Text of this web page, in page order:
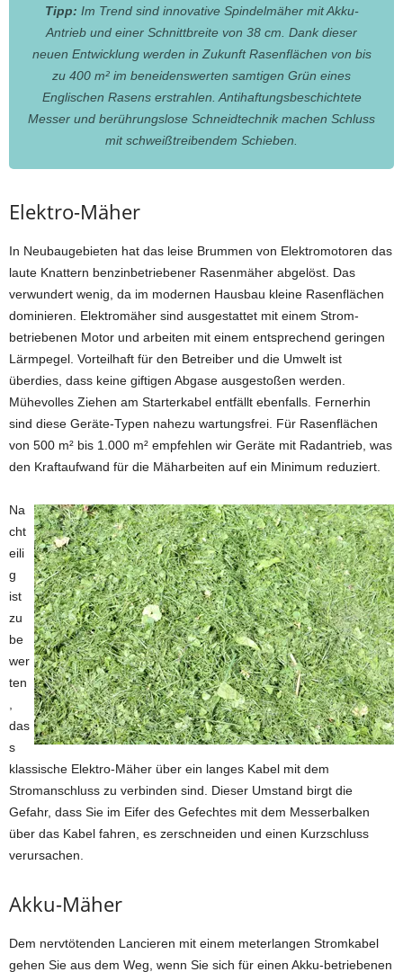
Tipp: Im Trend sind innovative Spindelmäher mit Akku-
Antrieb und einer Schnittbreite von 38 cm. Dank dieser
neuen Entwicklung werden in Zukunft Rasenflächen von bis
zu 400 m² im beneidenswerten samtigen Grün eines
Englischen Rasens erstrahlen. Antihaftungsbeschichtete
Messer und berührungslose Schneidtechnik machen Schluss
mit schweißtreibendem Schieben.
Elektro-Mäher
In Neubaugebieten hat das leise Brummen von Elektromotoren das
laute Knattern benzinbetriebener Rasenmäher abgelöst. Das
verwundert wenig, da im modernen Hausbau kleine Rasenflächen
dominieren. Elektromäher sind ausgestattet mit einem Strom-
betriebenen Motor und arbeiten mit einem entsprechend geringen
Lärmpegel. Vorteilhaft für den Betreiber und die Umwelt ist
überdies, dass keine giftigen Abgase ausgestoßen werden.
Mühevolles Ziehen am Starterkabel entfällt ebenfalls. Fernerhin
sind diese Geräte-Typen nahezu wartungsfrei. Für Rasenflächen
von 500 m² bis 1.000 m² empfehlen wir Geräte mit Radantrieb, was
den Kraftaufwand für die Mäharbeiten auf ein Minimum reduziert.
Na
cht
eili
g
ist
zu
be
wer
ten
das
s
klassische Elektro-Mäher über ein langes Kabel mit dem
Stromanschluss zu verbinden sind. Dieser Umstand birgt die
Gefahr, dass Sie im Eifer des Gefechtes mit dem Messerbalken
über das Kabel fahren, es zerschneiden und einen Kurzschluss
verursachen.
Akku-Mäher
Dem nervtötenden Lancieren mit einem meterlangen Stromkabel
gehen Sie aus dem Weg, wenn Sie sich für einen Akku-betriebenen